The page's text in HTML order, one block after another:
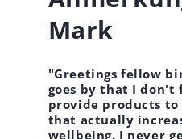
Mark
"Greetings fellow
goes by that I don't
provide products
that actually
wellbeing. I never